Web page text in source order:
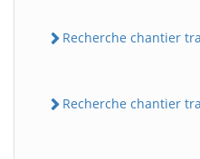
Recherche chantier
Recherche chantier